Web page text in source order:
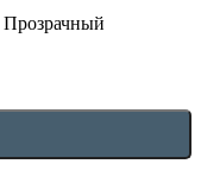
Прозрачный
лак для